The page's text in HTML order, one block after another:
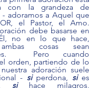
con la grandeza de
- adoramos a Aquel que
el Pastor, el Amo.
debe basarse en
no en lo que hace,
cosas sean
Pero cuando
orden, partiendo de lo
adoración suele
- si perdona, si es
si